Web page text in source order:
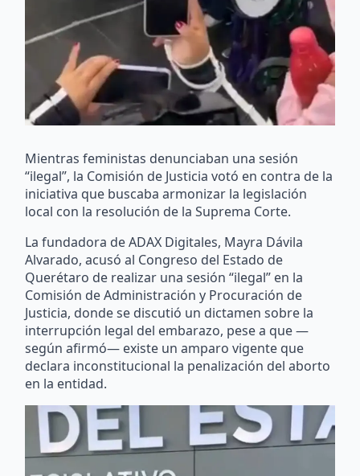
Mientras feministas denunciaban una sesión
“ilegal”, la Comisión de Justicia votó en contra de la
iniciativa que buscaba armonizar la legislación
local con la resolución de la Suprema Corte.
La fundadora de ADAX Digitales, Mayra Dávila
Alvarado, acusó al Congreso del Estado de
Querétaro de realizar una sesión “ilegal” en la
Comisión de Administración y Procuración de
Justicia, donde se discutió un dictamen sobre la
interrupción legal del embarazo, pese a que —
según afirmó— existe un amparo vigente que
declara inconstitucional la penalización del aborto
en la entidad.